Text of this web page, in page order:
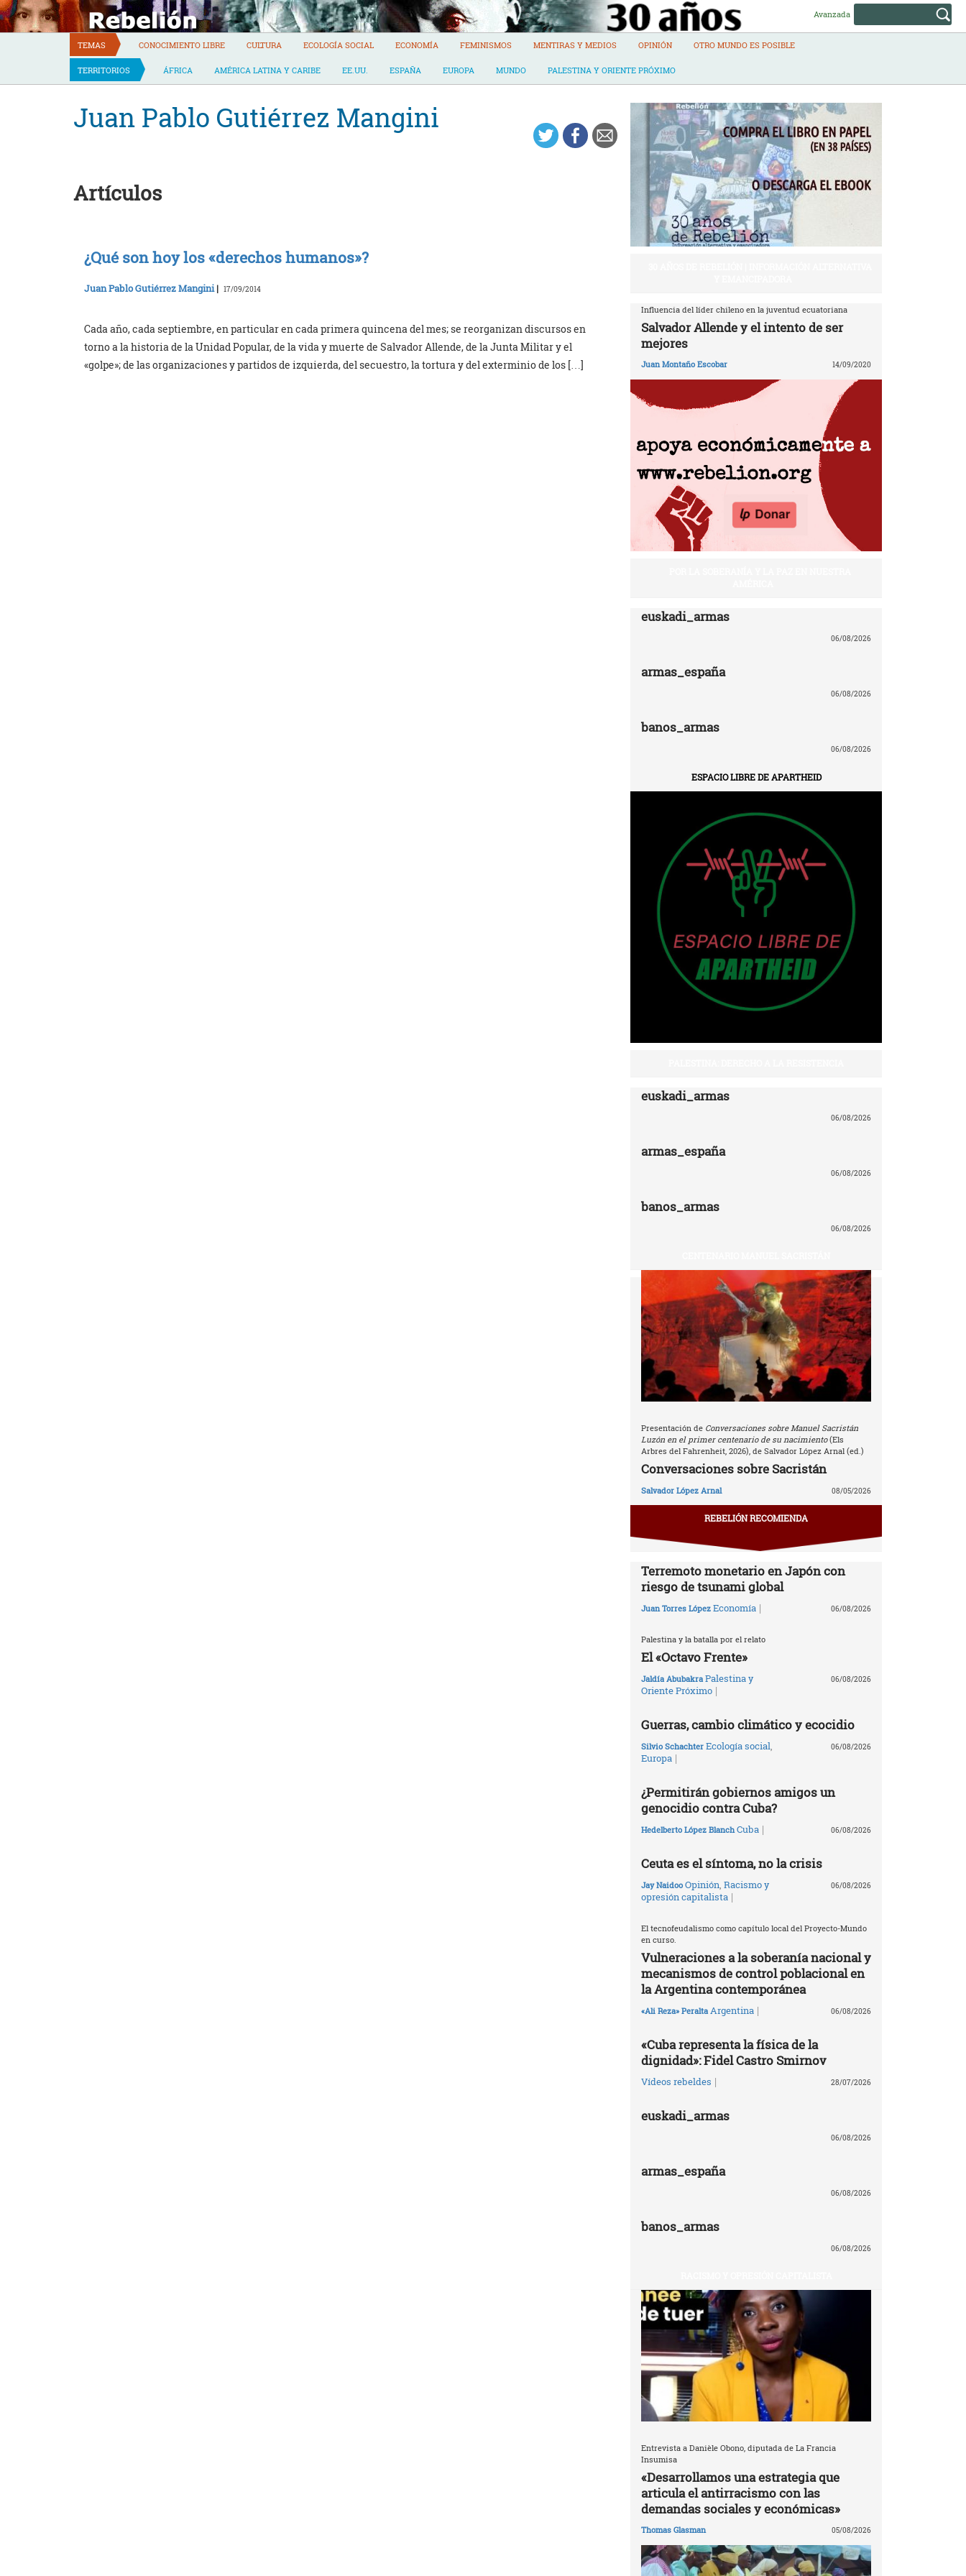
Skip
to
content
Avanzada
TEMAS CONOCIMIENTO LIBRE CULTURA ECOLOGÍA SOCIAL ECONOMÍA FEMINISMOS MENTIRAS Y MEDIOS OPINIÓN OTRO MUNDO ES POSIBLE
TERRITORIOS ÁFRICA AMÉRICA LATINA Y CARIBE EE.UU. ESPAÑA EUROPA MUNDO PALESTINA Y ORIENTE PRÓXIMO
Juan Pablo Gutiérrez Mangini
Artículos
¿Qué son hoy los «derechos humanos»?
Juan Pablo Gutiérrez Mangini| 17/09/2014
Cada año, cada septiembre, en particular en cada primera quincena del mes; se reorganizan discursos en
torno a la historia de la Unidad Popular, de la vida y muerte de Salvador Allende, de la Junta Militar y el
«golpe»; de las organizaciones y partidos de izquierda, del secuestro, la tortura y del exterminio de los […]
Influencia del líder chileno en la juventud ecuatoriana
Salvador Allende y el intento de ser
mejores
Juan Montaño Escobar 14/09/2020
euskadi_armas
06/08/2026
armas_españa
06/08/2026
banos_armas
06/08/2026
ESPACIO LIBRE DE APARTHEID
euskadi_armas
06/08/2026
armas_españa
06/08/2026
banos_armas
06/08/2026
Presentación de Conversaciones sobre Manuel Sacristán
Luzón en el primer centenario de su nacimiento(Els
Arbres del Fahrenheit, 2026), de Salvador López Arnal (ed.)
Conversaciones sobre Sacristán
Salvador López Arnal 08/05/2026
REBELIÓN RECOMIENDA
Terremoto monetario en Japón con
riesgo de tsunami global
Juan Torres López Economía | 06/08/2026
Palestina y la batalla por el relato
El «Octavo Frente»
Jaldía Abubakra Palestina y
Oriente Próximo |
06/08/2026
Guerras, cambio climático y ecocidio
Silvio Schachter Ecología social
Europa |
06/08/2026
¿Permitirán gobiernos amigos un
genocidio contra Cuba?
Hedelberto López Blanch Cuba | 06/08/2026
Ceuta es el síntoma, no la crisis
Jay Naidoo Opinión Racismo y
opresión capitalista |
06/08/2026
El tecnofeudalismo como capítulo local del Proyecto-Mundo
en curso.
Vulneraciones a la soberanía nacional y
mecanismos de control poblacional en
la Argentina contemporánea
«Ali Reza» Peralta Argentina | 06/08/2026
«Cuba representa la física de la
dignidad»: Fidel Castro Smirnov
Vídeos rebeldes | 28/07/2026
euskadi_armas
06/08/2026
armas_españa
06/08/2026
banos_armas
06/08/2026
Entrevista a Danièle Obono, diputada de La Francia
Insumisa
«Desarrollamos una estrategia que
articula el antirracismo con las
demandas sociales y económicas»
Thomas Glasman 05/08/2026